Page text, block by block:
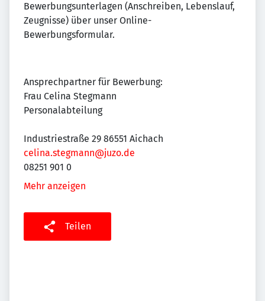
Bewerbungsunterlagen (Anschreiben, Lebenslauf,
Zeugnisse) über unser Online-
Bewerbungsformular.
Ansprechpartner für Bewerbung:
Frau Celina Stegmann
Personalabteilung
Industriestraße 29 86551 Aichach
celina.stegmann@juzo.de
08251 901 0
Mehr anzeigen
Teilen